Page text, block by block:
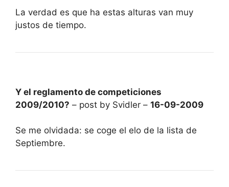
La verdad es que ha estas alturas van muy
justos de tiempo.
Y el reglamento de competiciones
2009/2010? – post by Svidler – 16-09-2009
Se me olvidada: se coge el elo de la lista de
Septiembre.